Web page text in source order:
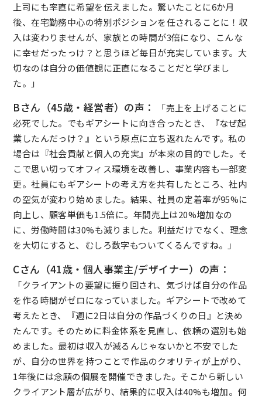
上司にも率直に希望を伝えました。驚いたことに6か月
後、在宅勤務中心の特別ポジションを任されることに！収
入は変わりませんが、家族との時間が3倍になり、こんな
に幸せだったっけ？と思うほど毎日が充実しています。大
切なのは自分の価値観に正直になることだと学びまし
た。」
Bさん（45歳・経営者）の声：
「売上を上げることに
必死でした。でもギアシートに向き合ったとき、『なぜ起
業したんだっけ？』という原点に立ち返れたんです。私の
場合は『社会貢献と個人の充実』が本来の目的でした。そ
こで思い切ってオフィス環境を改善し、事業内容も一部変
更。社員にもギアシートの考え方を共有したところ、社内
の空気が変わり始めました。結果、社員の定着率が95%に
向上し、顧客単価も1.5倍に。年間売上は20%増加なの
に、労働時間は30%も減りました。利益だけでなく、理念
を大切にすると、むしろ数字もついてくるんですね。」
Cさん（41歳・個人事業主/デザイナー）の声：
「クライアントの要望に振り回され、気づけば自分の作品
を作る時間がゼロになっていました。ギアシートで改めて
考えたとき、『週に2日は自分の作品づくりの日』と決め
たんです。そのために料金体系を見直し、依頼の選別も始
めました。最初は収入が減るんじゃないかと不安でした
が、自分の世界を持つことで作品のクオリティが上がり、
1年後には念願の個展を開催できました。そこから新しい
クライアント層が広がり、結果的に収入は40%も増加。何